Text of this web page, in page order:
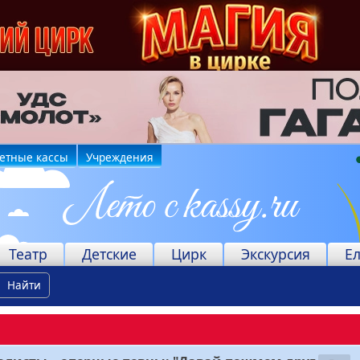
кассы Учреждения
Театр Детские Цирк Экскурсия
Найти